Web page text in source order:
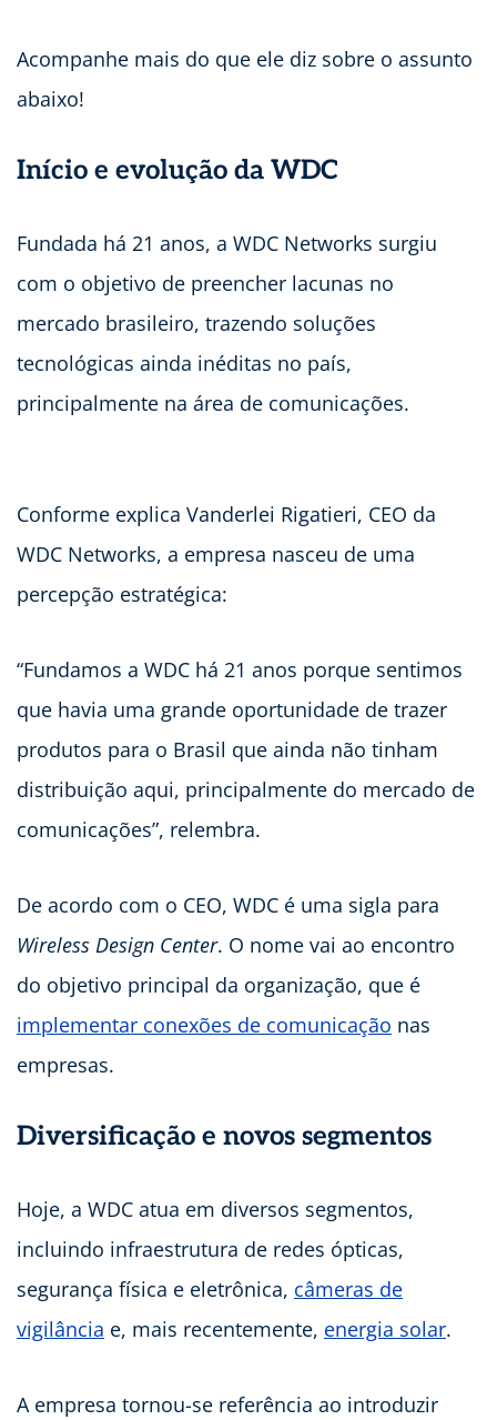
Acompanhe mais do que ele diz sobre o assunto
abaixo!
Início e evolução da WDC
Fundada há 21 anos, a WDC Networks surgiu
com o objetivo de preencher lacunas no
mercado brasileiro, trazendo soluções
tecnológicas ainda inéditas no país,
principalmente na área de comunicações.
Conforme explica Vanderlei Rigatieri, CEO da
WDC Networks, a empresa nasceu de uma
percepção estratégica:
“Fundamos a WDC há 21 anos porque sentimos
que havia uma grande oportunidade de trazer
produtos para o Brasil que ainda não tinham
distribuição aqui, principalmente do mercado de
comunicações”, relembra.
De acordo com o CEO, WDC é uma sigla para
Wireless Design Center. O nome vai ao encontro
do objetivo principal da organização, que é
implementar conexões de comunicação nas
empresas.
Diversificação e novos segmentos
Hoje, a WDC atua em diversos segmentos,
incluindo infraestrutura de redes ópticas,
segurança física e eletrônica, câmeras de
vigilância e, mais recentemente, energia solar.
A empresa tornou-se referência ao introduzir